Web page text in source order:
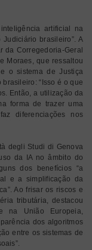
artificial na
brasileiro”. A
da Corregedoria-Geral
Moraes, que ressaltou
o sistema de Justiça
“Isso é o que
Então, a utilização da
forma de trazer uma
diferenciações nos
degli Studi di Genova
da IA no âmbito do
dos benefícios “a
e a simplificação da
Ao frisar os riscos e
tributária, destacou
na União Europeia,
dos algoritmos
entre os sistemas de